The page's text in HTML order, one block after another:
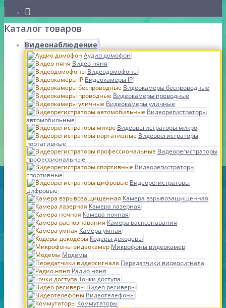
Каталог товаров
Видеонаблюдение
Аудио домофон
Видео няня
Видеодомофоны
Видеокамеры IP
Видеокамеры беспроводные
Видеокамеры проводные
Видеокамеры уличные
Видеорегистраторы
автомобильные
Видеорегистраторы микро
Видеорегистраторы
портативные
Видеорегистраторы
профессиональные
Видеорегистраторы
спортивные
Видеорегистраторы
цифровые
Камера взрывозащищенная
Камера лазерная
Камера ночная
Камера распознавания
Камера умная
Кодеры-декодеры
Микрофоны видеокамер
Модемы
Передатчики видеосигнала
Радио няня
Точки доступа
Видео ресиверы
Видеотелефоны
Коммутаторы